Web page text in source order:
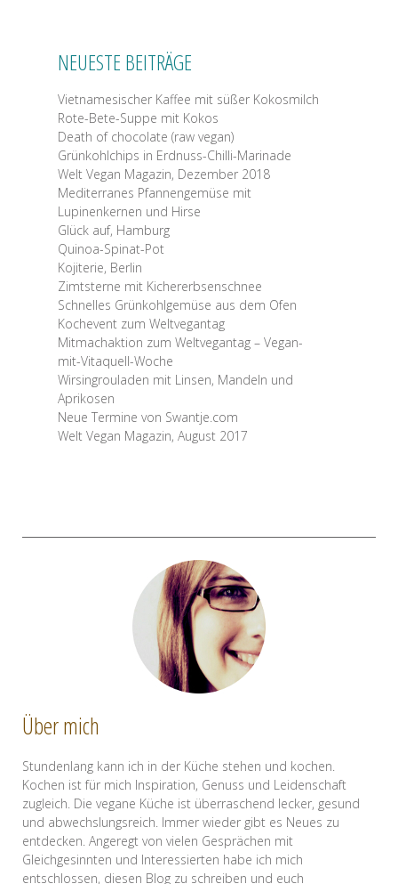
NEUESTE BEITRÄGE
Vietnamesischer Kaffee mit süßer Kokosmilch
Rote-Bete-Suppe mit Kokos
Death of chocolate (raw vegan)
Grünkohlchips in Erdnuss-Chilli-Marinade
Welt Vegan Magazin, Dezember 2018
Mediterranes Pfannengemüse mit
Lupinenkernen und Hirse
Glück auf, Hamburg
Quinoa-Spinat-Pot
Kojiterie, Berlin
Zimtsterne mit Kichererbsenschnee
Schnelles Grünkohlgemüse aus dem Ofen
Kochevent zum Weltvegantag
Mitmachaktion zum Weltvegantag – Vegan-
mit-Vitaquell-Woche
Wirsingrouladen mit Linsen, Mandeln und
Aprikosen
Neue Termine von Swantje.com
Welt Vegan Magazin, August 2017
Über mich
Stundenlang kann ich in der Küche stehen und kochen.
Kochen ist für mich Inspiration, Genuss und Leidenschaft
zugleich. Die vegane Küche ist überraschend lecker, gesund
und abwechslungsreich. Immer wieder gibt es Neues zu
entdecken. Angeregt von vielen Gesprächen mit
Gleichgesinnten und Interessierten habe ich mich
entschlossen, diesen Blog zu schreiben und euch